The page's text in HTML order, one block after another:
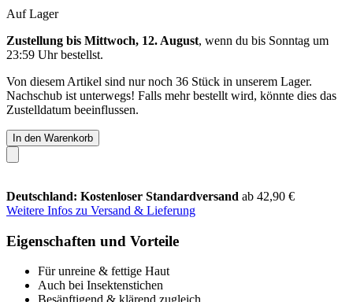
Auf Lager
Zustellung bis Mittwoch, 12. August, wenn du bis Sonntag um
23:59 Uhrbestellst.
Von diesem Artikel sind nur noch 36 Stück in unserem Lager.
Nachschub ist unterwegs! Falls mehr bestellt wird, könnte dies das
Zustelldatum beeinflussen.
In den Warenkorb
Deutschland: Kostenloser Standardversand ab 42,90 €
Weitere Infos zu Versand & Lieferung
Eigenschaften und Vorteile
Für unreine & fettige Haut
Auch bei Insektenstichen